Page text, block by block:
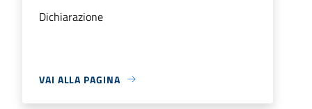
Dichiarazione
VAI ALLA PAGINA